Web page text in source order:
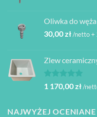
Oliwka do
30,00zł/netto +
Zlew
Oceniono
na 5
1 170,00zł/
NAJWYŻEJ OCENIANE